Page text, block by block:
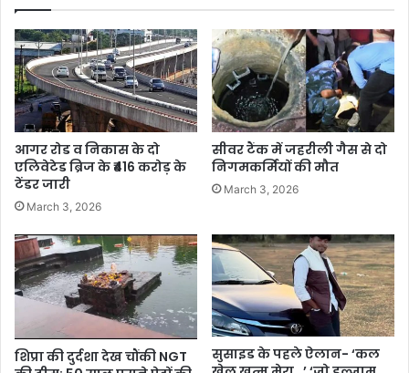
आगर रोड व निकास के दो
एलिवेटेड ब्रिज के ₹416 करोड़ के
टेंडर जारी
March 3, 2026
सीवर टैंक में जहरीली गैस से दो
निगमकर्मियों की मौत
March 3, 2026
शिप्रा की दुर्दशा देख चौंकी NGT
सुसाइड के पहले ऐलान- ‘कल